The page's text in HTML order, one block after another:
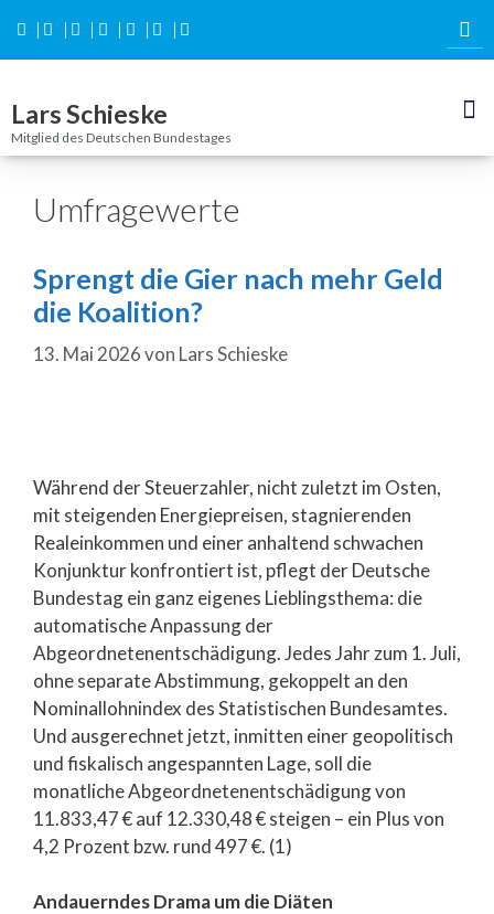
springen
Lars Schieske
Mitglied des Deutschen Bundestages
Umfragewerte
Sprengt die Gier nach mehr Geld
die Koalition?
13. Mai 2026von Lars Schieske
Während der Steuerzahler, nicht zuletzt im Osten,
mit steigenden Energiepreisen, stagnierenden
Realeinkommen und einer anhaltend schwachen
Konjunktur konfrontiert ist, pflegt der Deutsche
Bundestag ein ganz eigenes Lieblingsthema: die
automatische Anpassung der
Abgeordnetenentschädigung. Jedes Jahr zum 1. Juli,
ohne separate Abstimmung, gekoppelt an den
Nominallohnindex des Statistischen Bundesamtes.
Und ausgerechnet jetzt, inmitten einer geopolitisch
und fiskalisch angespannten Lage, soll die
monatliche Abgeordnetenentschädigung von
11.833,47 € auf 12.330,48 € steigen – ein Plus von
4,2 Prozent bzw. rund 497 €. (1)
Andauerndes Drama um die Diäten